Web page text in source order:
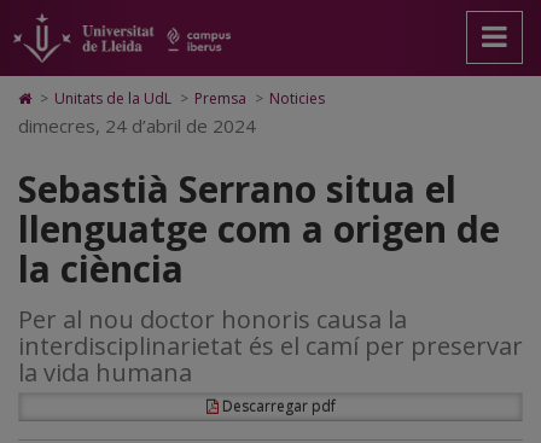
Sebastià
Serrano
situa
el
llenguatge
com
origen
de
la
ciència
pàgina
principal.
Universitat
Lleida
contingut
principal
Mapa
Web.
Universitat
Cerca
Accessibilitat.
Universitat
Lleida
Icono
de
Home
ir
a
la
página
de
inicio
> Unitats de la UdL > Premsa > Noticies
dimecres, 24 d’abril de 2024
Sebastià Serrano situa el
llenguatge com a origen de
la ciència
Per al nou doctor honoris causa la
interdisciplinarietat és el camí per preservar
la vida humana
Descarregar pdf